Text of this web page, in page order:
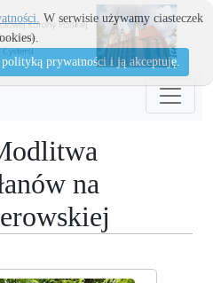
na
W serwisie używamy ciasteczek
polityką prywatności i ją akceptuję.